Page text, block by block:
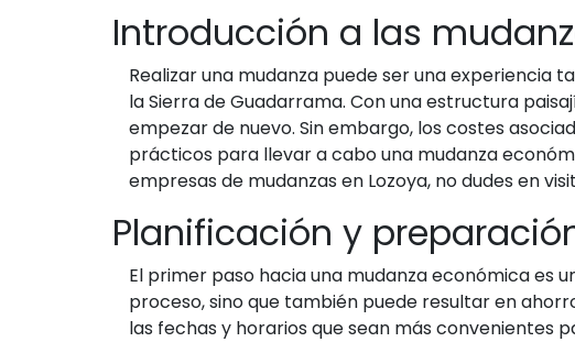
Introducción a las
Realizar una mudanza puede ser una experiencia
la Sierra de Guadarrama. Con una estructura
empezar de nuevo. Sin embargo, los costes
prácticos para llevar a cabo una mudanza
empresas de mudanzas en Lozoya, no dudes en
Planificación y
El primer paso hacia una mudanza económica es
proceso, sino que también puede resultar en
las fechas y horarios que sean más convenientes